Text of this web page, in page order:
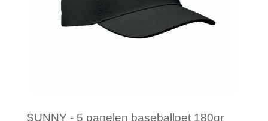
SUNNY - 5 panelen baseballpet 180gr